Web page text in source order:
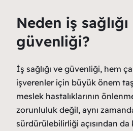
Neden iş
güvenliği?
İş sağlığı ve güvenliği, hem
işverenler için büyük önem
meslek hastalıklarının
zorunluluk değil, aynı
sürdürülebilirliği açısından